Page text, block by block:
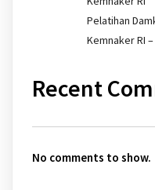
Pelatihan
Kemnaker RI –
Recent
No comments to show.